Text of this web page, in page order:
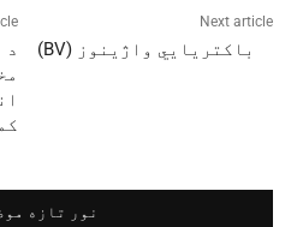
د
Next article
باکتریايي واژینوز (BV)
نور تازه